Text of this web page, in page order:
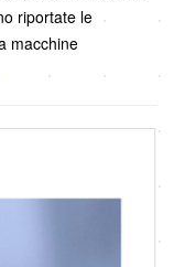
riportate le
macchine